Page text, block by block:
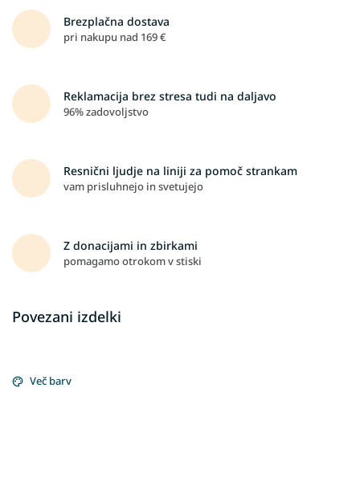
Brezplačna dostava
pri nakupu nad 169 €
Reklamacija brez stresa tudi na daljavo
96% zadovoljstvo
Resnični ljudje na liniji za pomoč strankam
vam prisluhnejo in svetujejo
Z donacijami in zbirkami
pomagamo otrokom v stiski
Povezani izdelki
Več barv